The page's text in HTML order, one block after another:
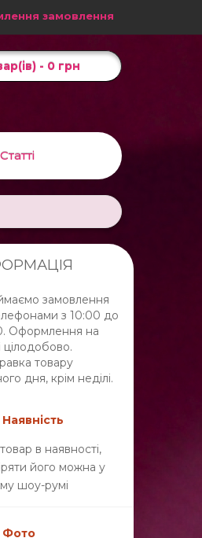
замовлення
- 0 грн
Статті
замовлення
з 10:00 до
Оформлення на
цілодобово.
товару
дня, крім неділі.
Наявність
в наявності,
його можна у
шоу-румі
Фото